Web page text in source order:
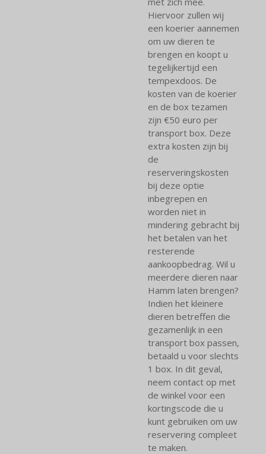
Hiervoor zullen wij
een koerier aannemen
om uw dieren te
brengen en koopt u
tegelijkertijd een
tempexdoos. De
kosten van de koerier
en de box tezamen
zijn €50 euro per
transport box. Deze
extra kosten zijn bij
de
reserveringskosten
bij deze optie
inbegrepen en
worden niet in
mindering gebracht bij
het betalen van het
resterende
aankoopbedrag. Wil u
meerdere dieren naar
Hamm laten brengen?
Indien het kleinere
dieren betreffen die
gezamenlijk in een
transport box passen,
betaald u voor slechts
1 box. In dit geval,
neem contact op met
de winkel voor een
kortingscode die u
kunt gebruiken om uw
reservering compleet
te maken.